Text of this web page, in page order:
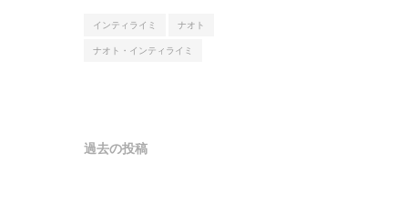
インティライミ
ナオト
ナオト・インティライミ
過去の投稿